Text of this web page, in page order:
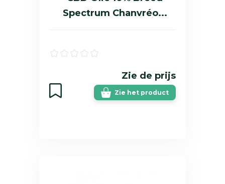
Spectrum Chanvréo...
Zie de prijs
Zie het product